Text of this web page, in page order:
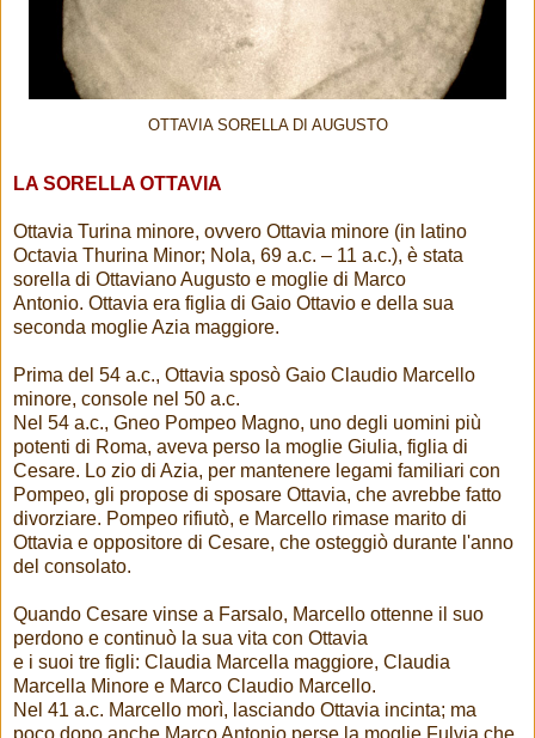
OTTAVIA SORELLA DI AUGUSTO
LA SORELLA OTTAVIA
Ottavia Turina minore, ovvero Ottavia minore (in latino
Octavia Thurina Minor; Nola, 69 a.c. – 11 a.c.), è stata
sorella di Ottaviano Augusto e moglie di Marco
Antonio. Ottavia era figlia di Gaio Ottavio e della sua
seconda moglie Azia maggiore.
Prima del 54 a.c., Ottavia sposò Gaio Claudio Marcello
minore, console nel 50 a.c.
Nel 54 a.c., Gneo Pompeo Magno, uno degli uomini più
potenti di Roma, aveva perso la moglie Giulia, figlia di
Cesare. Lo zio di Azia, per mantenere legami familiari con
Pompeo, gli propose di sposare Ottavia, che avrebbe fatto
divorziare. Pompeo rifiutò, e Marcello rimase marito di
Ottavia e oppositore di Cesare, che osteggiò durante l'anno
del consolato.
Quando Cesare vinse a Farsalo, Marcello ottenne il suo
perdono e continuò la sua vita con Ottavia
e i suoi tre figli: Claudia Marcella maggiore, Claudia
Marcella Minore e Marco Claudio Marcello.
Nel 41 a.c. Marcello morì, lasciando Ottavia incinta; ma